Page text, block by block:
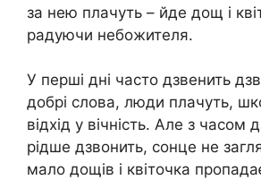
за нею плачуть – йде дощ і
радуючи небожителя.
У перші дні часто дзвенить
добрі слова, люди плачуть,
відхід у вічність. Але з часом
рідше дзвонить, сонце не
мало дощів і квіточка